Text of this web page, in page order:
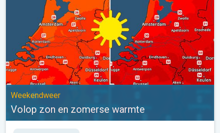
Weekendweer
Volop zon en zomerse warmte